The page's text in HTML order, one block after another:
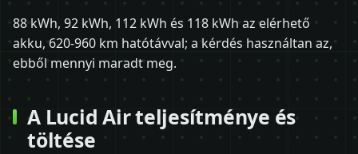
88 kWh, 92 kWh, 112 kWh és 118 kWh az elérhető
akku, 620-960 km hatótávval; a kérdés használtan az,
ebből mennyi maradt meg.
A Lucid Air teljesítménye és
töltése